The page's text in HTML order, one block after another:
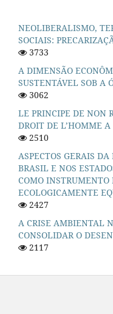
NEOLIBERALISMO,
SOCIAIS:
3733
A DIMENSÃO
SUSTENTÁVEL SOB A
3062
LE PRINCIPE DE NON
DROIT DE L’HOMME
2510
ASPECTOS GERAIS
BRASIL E NOS
COMO
ECOLOGICAMENTE
2427
A CRISE AMBIENTAL
CONSOLIDAR O
2117